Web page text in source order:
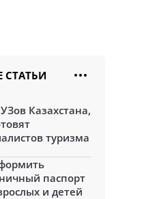
СТАТЬИ
Казахстана,
туризма
паспорт
и детей